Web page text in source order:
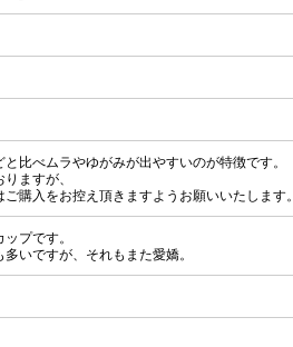
比べムラやゆがみが出やすいのが特徴です。
ますが、
購入をお控え頂きますようお願いいたします。
プです。
いですが、それもまた愛嬌。